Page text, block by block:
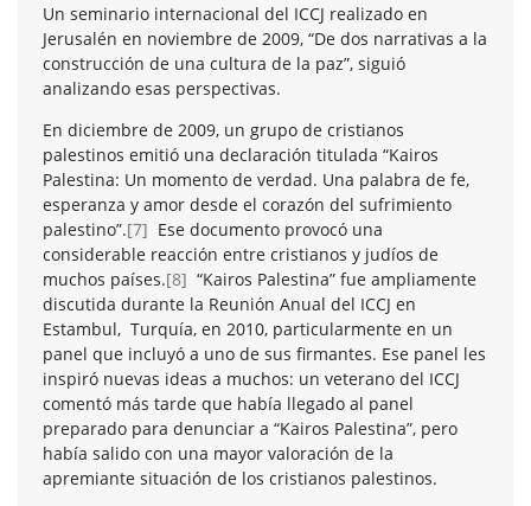
Un seminario internacional del ICCJ realizado en
Jerusalén en noviembre de 2009, “De dos narrativas a la
construcción de una cultura de la paz”, siguió
analizando esas perspectivas.
En diciembre de 2009, un grupo de cristianos
palestinos emitió una declaración titulada “Kairos
Palestina: Un momento de verdad. Una palabra de fe,
esperanza y amor desde el corazón del sufrimiento
palestino”.[7] Ese documento provocó una
considerable reacción entre cristianos y judíos de
muchos países.[8] “Kairos Palestina” fue ampliamente
discutida durante la Reunión Anual del ICCJ en
Estambul, Turquía, en 2010, particularmente en un
panel que incluyó a uno de sus firmantes. Ese panel les
inspiró nuevas ideas a muchos: un veterano del ICCJ
comentó más tarde que había llegado al panel
preparado para denunciar a “Kairos Palestina”, pero
había salido con una mayor valoración de la
apremiante situación de los cristianos palestinos.